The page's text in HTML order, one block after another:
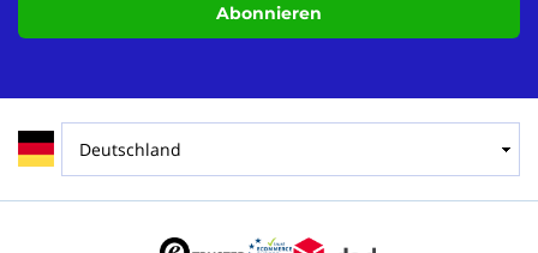
Abonnieren